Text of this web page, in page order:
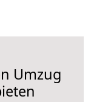
Umzug